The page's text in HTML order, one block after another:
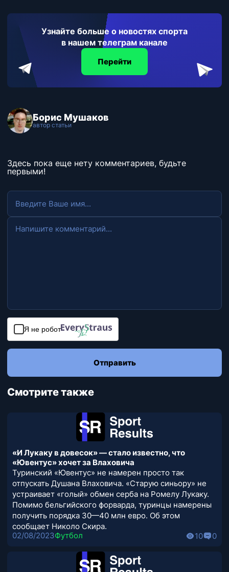
Узнайте больше о новостях спорта
в нашем телеграм канале
Перейти
Борис Мушаков
автор статьи
Здесь пока еще нету комментариев, будьте
первыми!
Я не робот
Отправить
Смотрите также
«И Лукаку в довесок» — стало известно, что
«Ювентус» хочет за Влаховича
Туринский «Ювентус» не намерен просто так
отпускать Душана Влаховича. «Старую синьору» не
устраивает «голый» обмен серба на Ромелу Лукаку.
Помимо бельгийского форварда, туринцы намерены
получить порядка 30—40 млн евро. Об этом
сообщает Николо Скира.
02/08/2023Футбол 10 0